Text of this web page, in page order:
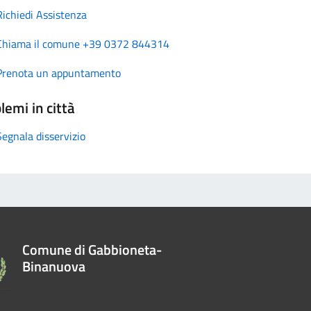
Assistenza
il comune +39 0372 844314
un appuntamento
in città
disservizio
Comune di Gabbioneta-
Binanuova